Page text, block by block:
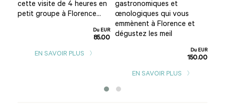
cette visite de 4 heures en
petit groupe à Florence...
Du EUR
85.00
EN SAVOIR PLUS
gastronomiques et
œnologiques qui vous
emmènent à Florence et
dégustez les meil
Du EUR
150.00
EN SAVOIR PLUS